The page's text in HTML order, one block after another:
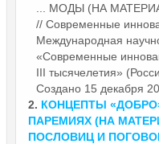
... МОДЫ (НА
// Современные
Международная
«Современные
III тысячелетия»
Создано 15 декабря
2. КОНЦЕПТЫ
ПАРЕМИЯХ (НА
ПОСЛОВИЦ И